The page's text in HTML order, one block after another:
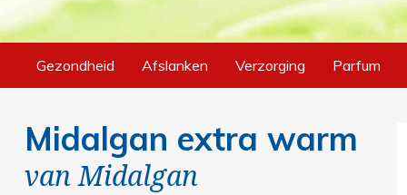
Gezondheid Afslanken Verzorging Parfum
Midalgan extra warm
vanMidalgan